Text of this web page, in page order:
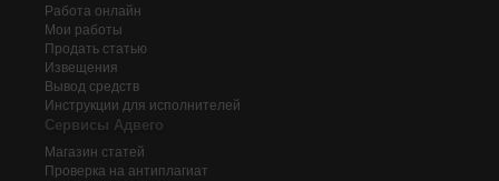
Работа онлайн
Мои работы
Продать статью
Извещения
Вывод средств
Инструкции для исполнителей
Сервисы Адвего
Магазин статей
Проверка на антиплагиат